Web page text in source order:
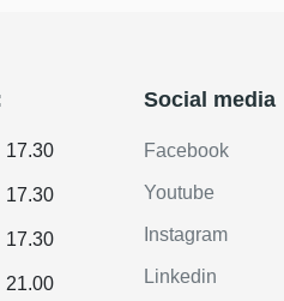
17.30
17.30
17.30
21.00
Social media
Facebook
Youtube
Instagram
Linkedin